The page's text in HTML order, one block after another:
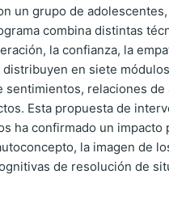
un grupo de
combina distintas
la confianza, la
en siete
relaciones
Esta propuesta de
ha confirmado un
la imagen de
de resolución de